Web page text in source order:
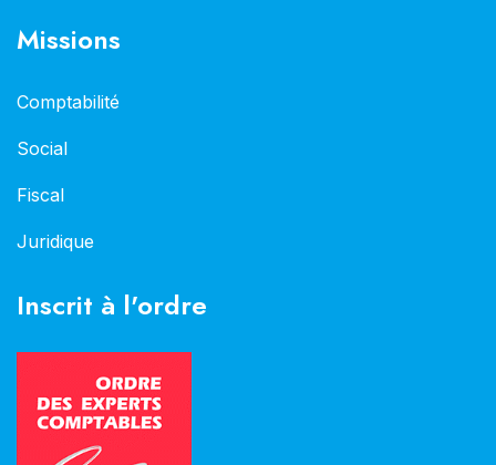
Missions
Comptabilité
Social
Fiscal
Juridique
Inscrit à l'ordre